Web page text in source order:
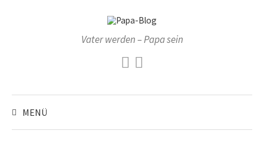
Vater werden – Papa sein
MENÜ
Suchen